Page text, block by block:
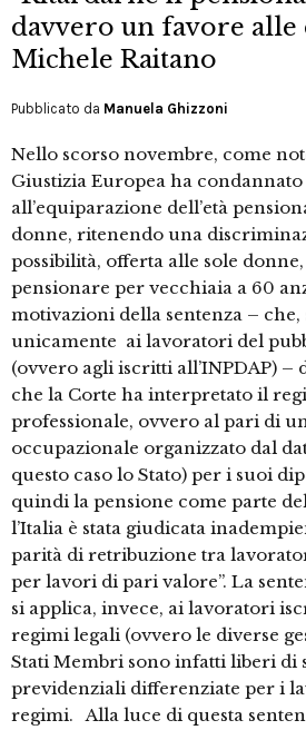
davvero un favore alle
Michele Raitano
Pubblicato da Manuela Ghizzoni
Nello scorso novembre, come
Giustizia Europea ha condannato
all’equiparazione dell’età
donne, ritenendo una
possibilità, offerta alle sole
pensionare per vecchiaia a 60
motivazioni della sentenza –
unicamente ai lavoratori del
(ovvero agli iscritti all’INPDAP) –
che la Corte ha interpretato il
professionale, ovvero al pari di
occupazionale organizzato dal
questo caso lo Stato) per i suoi
quindi la pensione come parte
l’Italia è stata giudicata
parità di retribuzione tra
per lavori di pari valore”. La
si applica, invece, ai lavoratori
regimi legali (ovvero le diverse
Stati Membri sono infatti liberi di
previdenziali differenziate per i
regimi. Alla luce di questa